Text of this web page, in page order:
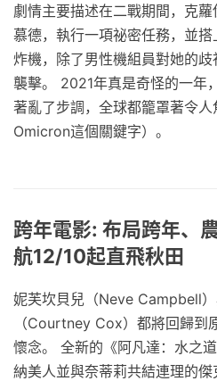
劇情主要描述在二戰期間，克
慕德，執行一項祕密任務，並
炸機，除了男性機組員對她的
襲擊。 2021年真是奇怪的一年
著亂了步調，全球都籠罩著令
Omicron這個關鍵字）。
跨年電影: 布局跨年、
航12/10起直飛秋田
妮芙坎貝兒（Neve Campbell
（Courtney Cox）都將回歸到
懷念。 全新的《阿凡達：水之
納美人並與奈蒂莉共結連理的